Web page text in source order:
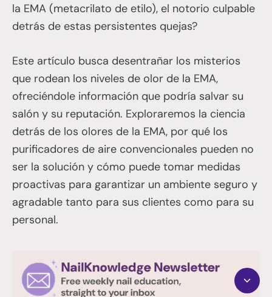
la EMA (metacrilato de etilo), el notorio culpable
detrás de estas persistentes quejas?
Este artículo busca desentrañar los misterios
que rodean los niveles de olor de la EMA,
ofreciéndole información que podría salvar su
salón y su reputación. Exploraremos la ciencia
detrás de los olores de la EMA, por qué los
purificadores de aire convencionales pueden no
ser la solución y cómo puede tomar medidas
proactivas para garantizar un ambiente seguro y
agradable tanto para sus clientes como para su
personal.